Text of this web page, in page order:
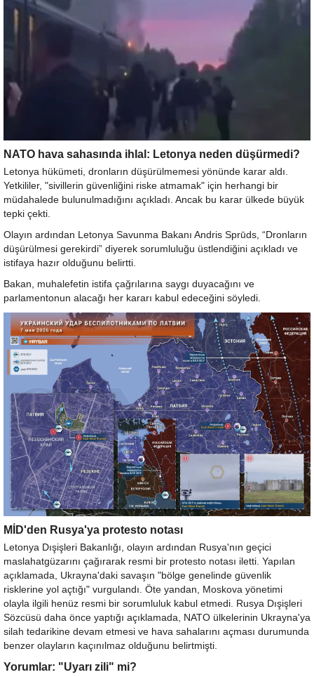
NATO hava sahasında ihlal: Letonya neden düşürmedi?
Letonya hükümeti, dronların düşürülmemesi yönünde karar aldı.
Yetkililer, "sivillerin güvenliğini riske atmamak" için herhangi bir
müdahalede bulunulmadığını açıkladı. Ancak bu karar ülkede büyük
tepki çekti.
Olayın ardından Letonya Savunma Bakanı Andris Sprūds, “Dronların
düşürülmesi gerekirdi” diyerek sorumluluğu üstlendiğini açıkladı ve
istifaya hazır olduğunu belirtti.
Bakan, muhalefetin istifa çağrılarına saygı duyacağını ve
parlamentonun alacağı her kararı kabul edeceğini söyledi.
MİD'den Rusya'ya protesto notası
Letonya Dışişleri Bakanlığı, olayın ardından Rusya'nın geçici
maslahatgüzarını çağırarak resmi bir protesto notası iletti. Yapılan
açıklamada, Ukrayna'daki savaşın "bölge genelinde güvenlik
risklerine yol açtığı" vurgulandı. Öte yandan, Moskova yönetimi
olayla ilgili henüz resmi bir sorumluluk kabul etmedi. Rusya Dışişleri
Sözcüsü daha önce yaptığı açıklamada, NATO ülkelerinin Ukrayna'ya
silah tedarikine devam etmesi ve hava sahalarını açması durumunda
benzer olayların kaçınılmaz olduğunu belirtmişti.
Yorumlar: "Uyarı zili" mi?